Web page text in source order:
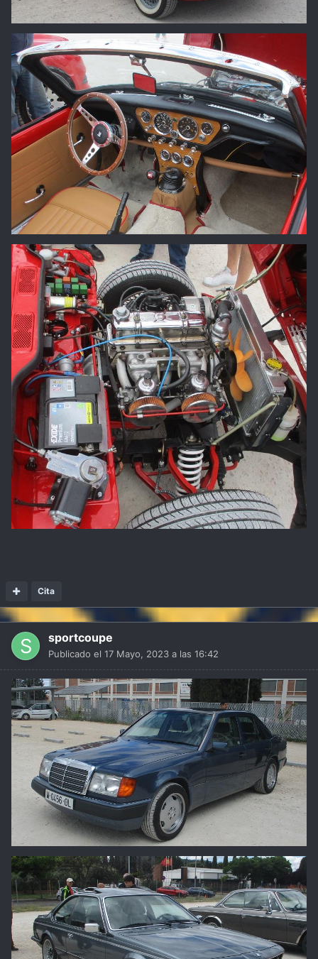
Cita
sportcoupe
Publicado el 17 Mayo, 2023 a las 16:42